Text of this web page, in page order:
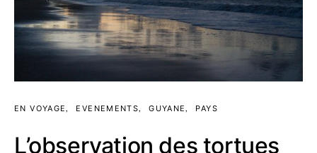
EN VOYAGE EVENEMENTS GUYANE PAYS
L’observation des tortues